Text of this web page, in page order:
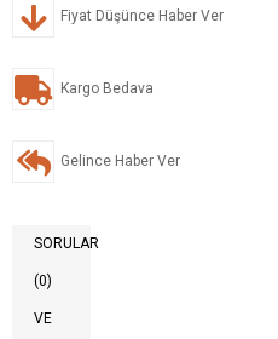
Fiyat Düşünce Haber Ver
Kargo Bedava
Gelince Haber Ver
SORULAR
(0)
VE